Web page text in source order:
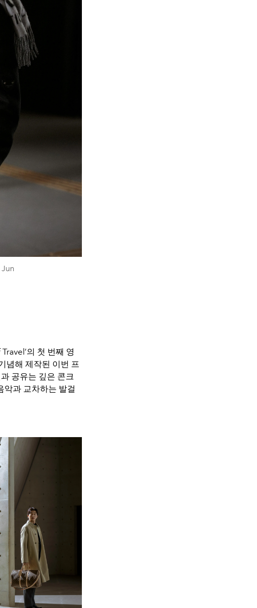
의 첫 번째 영
념해 제작된 이번 프
공유는 깊은 콘크
악과 교차하는 발걸